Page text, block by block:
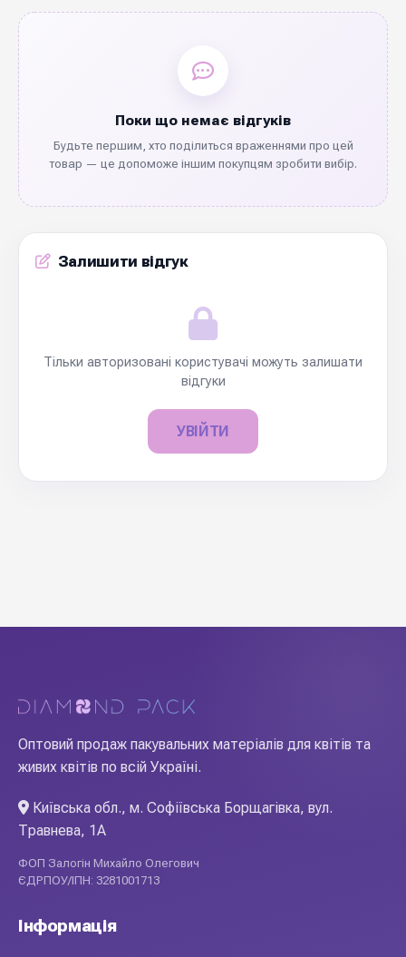
Поки що немає відгуків
Будьте першим, хто поділиться враженнями про цей
товар — це допоможе іншим покупцям зробити вибір.
Залишити відгук
Тільки авторизовані користувачі можуть залишати
відгуки
УВІЙТИ
Оптовий продаж пакувальних матеріалів для квітів та
живих квітів по всій Україні.
Київська обл., м. Софіївська Борщагівка, вул.
Травнева, 1А
ФОП Залогін Михайло Олегович
ЄДРПОУ/ІПН: 3281001713
Інформація